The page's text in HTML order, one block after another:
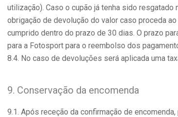
utilização). Caso o cupão já tenha sido
obrigação de devolução do valor caso proceda
cumprido dentro do prazo de 30 dias. O prazo
para a Fotosport para o reembolso dos
8.4. No caso de devoluções será aplicada uma
9. Conservação da encomenda
9.1. Após receção da confirmação de